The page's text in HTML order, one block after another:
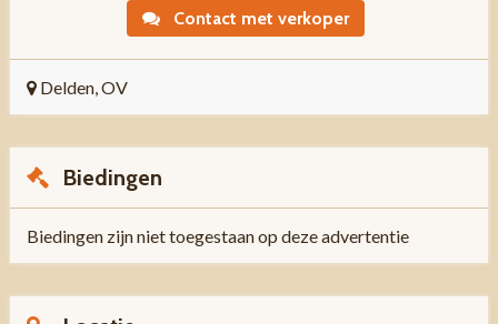
Contact met verkoper
Delden, OV
Biedingen
Biedingen zijn niet toegestaan op deze advertentie